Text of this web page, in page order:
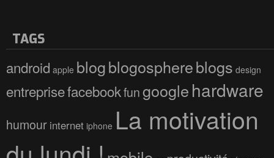
TAGS
android apple blogblogosphereblogs design
entreprisefacebookfungooglehardware
humour internet iphone La motivation